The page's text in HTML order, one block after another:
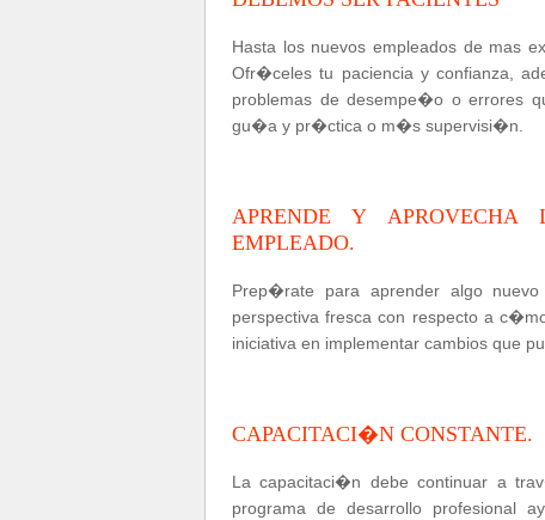
Hasta los nuevos empleados de mas
Ofr�celes tu paciencia y confianza,
problemas de desempe�o o errores
gu�a y pr�ctica o m�s supervisi�n.
APRENDE Y APROVECHA
EMPLEADO.
Prep�rate para aprender algo
perspectiva fresca con respecto a
iniciativa en implementar cambios que
CAPACITACI�N CONSTANTE.
La capacitaci�n debe continuar a
programa de desarrollo profesional